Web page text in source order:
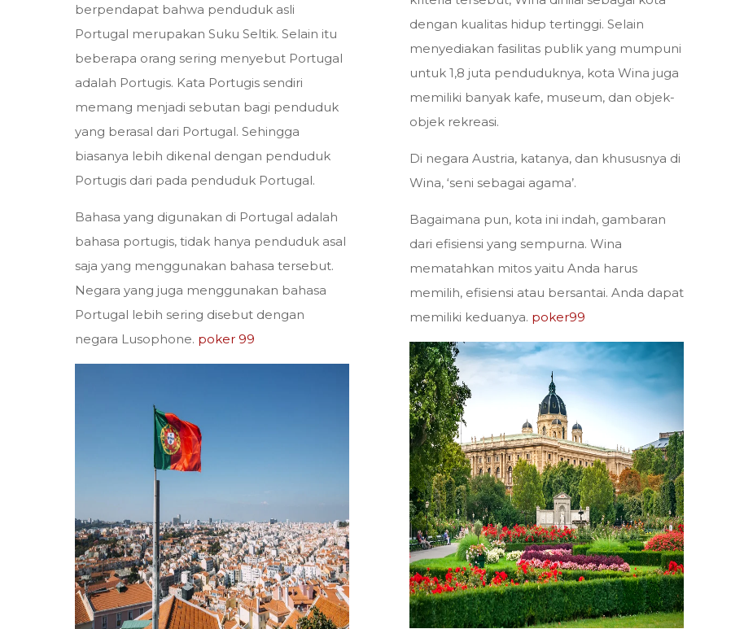
berpendapat bahwa penduduk asli
Portugal merupakan Suku Seltik. Selain itu
beberapa orang sering menyebut Portugal
adalah Portugis. Kata Portugis sendiri
memang menjadi sebutan bagi penduduk
yang berasal dari Portugal. Sehingga
biasanya lebih dikenal dengan penduduk
Portugis dari pada penduduk Portugal.
Bahasa yang digunakan di Portugal adalah
bahasa portugis, tidak hanya penduduk asal
saja yang menggunakan bahasa tersebut.
Negara yang juga menggunakan bahasa
Portugal lebih sering disebut dengan
negara Lusophone. poker 99
dengan kualitas hidup tertinggi. Selain
menyediakan fasilitas publik yang mumpuni
untuk 1,8 juta penduduknya, kota Wina juga
memiliki banyak kafe, museum, dan objek-
objek rekreasi.
Di negara Austria, katanya, dan khususnya di
Wina, ‘seni sebagai agama’.
Bagaimana pun, kota ini indah, gambaran
dari efisiensi yang sempurna. Wina
mematahkan mitos yaitu Anda harus
memilih, efisiensi atau bersantai. Anda dapat
memiliki keduanya. poker99